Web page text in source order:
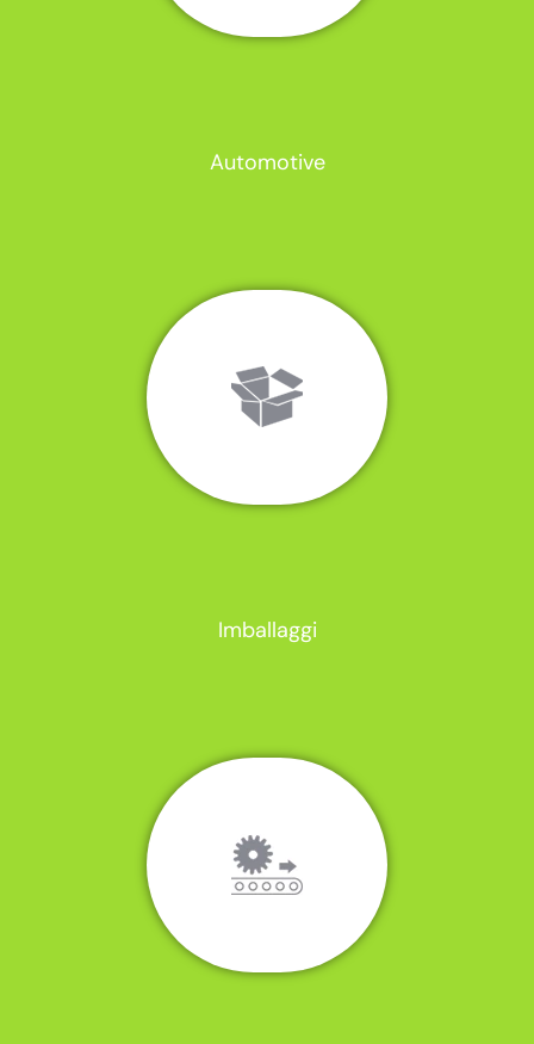
Automotive
Imballaggi